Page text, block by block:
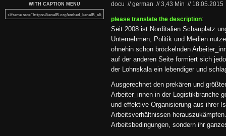
WITH CAPTION MENU docu // german //3,43 Min // 18.05.2015
please translate the description:
Seit 2008 ist Norditalien Schauplatz
Unternehmen, Politik und Medien
ohnehin schon bröckelnden
auf der anderen Seite formiert sich
der Lohnskala ein lebendiger und
Ausgerechnet den prekären und
Arbeiter_innen in der Logistikbranche
und effektive Organisierung aus ihrer
Arbeitsverhältnissen
Arbeitsbedingungen, sondern ihr